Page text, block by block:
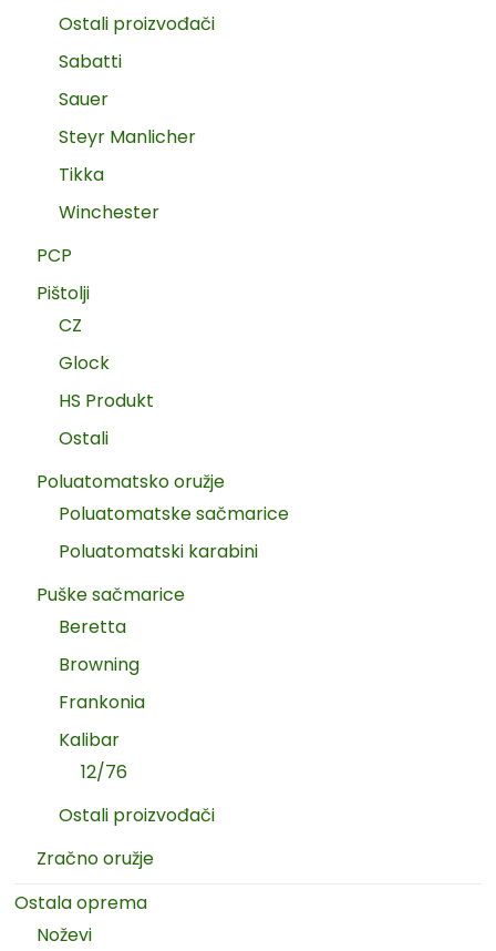
Ostali proizvođači
Sabatti
Sauer
Steyr Manlicher
Tikka
Winchester
PCP
Pištolji
CZ
Glock
HS Produkt
Ostali
Poluatomatsko oružje
Poluatomatske sačmarice
Poluatomatski karabini
Puške sačmarice
Beretta
Browning
Frankonia
Kalibar
12/76
Ostali proizvođači
Zračno oružje
Ostala oprema
Noževi